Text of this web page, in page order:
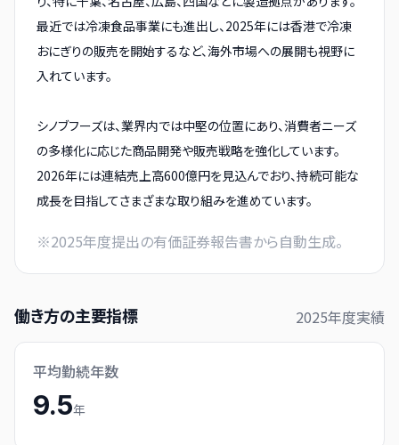
最近では冷凍食品事業にも進出し、2025年には香港で冷凍
おにぎりの販売を開始するなど、海外市場への展開も視野に
入れています。
シノブフーズは、業界内では中堅の位置にあり、消費者ニーズ
の多様化に応じた商品開発や販売戦略を強化しています。
2026年には連結売上高600億円を見込んでおり、持続可能な
成長を目指してさまざまな取り組みを進めています。
※2025年度提出の有価証券報告書から自動生成。
働き方の主要指標 2025年度実績
平均勤続年数
9.5年